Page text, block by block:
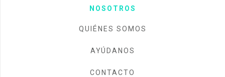
NOSOTROS
QUIÉNES SOMOS
AYÚDANOS
CONTACTO